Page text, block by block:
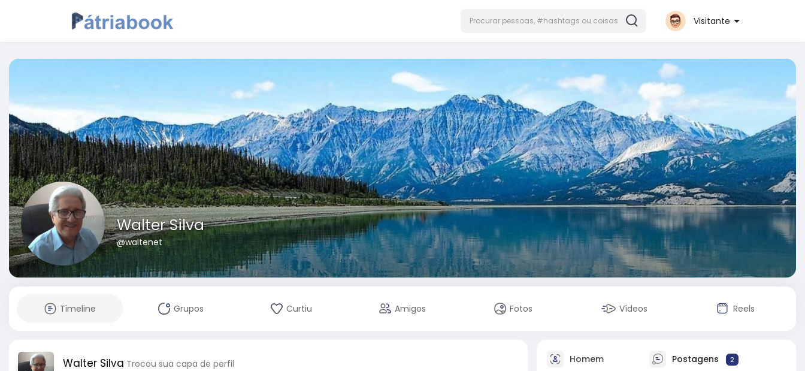
Visitante
Walter Silva
@waltenet
Timeline Grupos Curtiu Amigos Fotos Vídeos Reels
Walter Silva Trocou sua capa de perfil Homem Postagens 2